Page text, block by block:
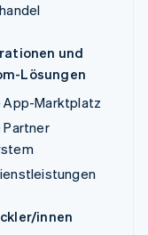
und
Lösungen
App-Marktplatz
Partner
innen